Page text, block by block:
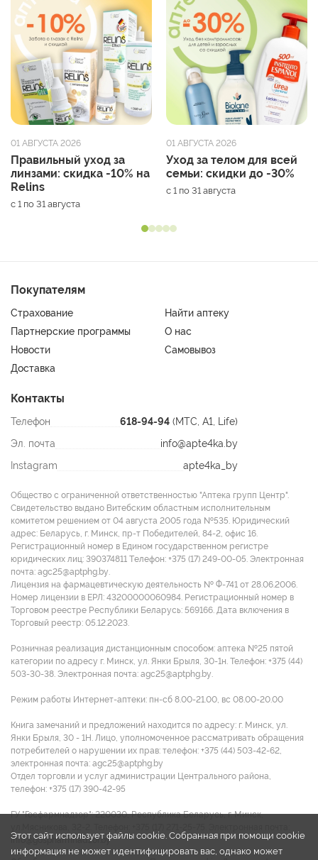
01 АВГУСТА 2026
Правильный уход за
линзами: скидка -10% на
Relins
с 1 по 31 августа
01 АВГУСТА 2026
Уход за телом для всей
семьи: скидки до -30%
с 1 по 31 августа
Покупателям
Страхование
Найти аптеку
Партнерские программы
О нас
Новости
Самовывоз
Доставка
Контакты
Телефон 618-94-94 (МТС, A1, Life)
Эл. почта
info@apte4ka.by
Instagram
apte4ka_by
Общество с ограниченной ответственностью "Аптека групп Центр".
Свидетельство выдано Витебским областным исполнительным
комитетом решением от 04 августа 2005 года №535. Юридический
адрес: Беларусь, г. Минск, пр-т Победителей, 84-2, офис 16.
Регистрационный номер в Едином государственном регистре
юридических лиц: 390374811 Tелефон: +375 (17) 249-00-05. Электронная
почта: agc25@aptphg.by.
Лицензия на фармацевтическую деятельность № Ф-741 от 28.06.2006.
Номер лицензии в ЕРЛ: 43200000060984. Регистрационный номер в
Торговом реестре Республики Беларусь: 569166. Дата включения в
Торговый реестр: 05.12.2023.
Розничная реализация дистанционным способом: аптека №25 пятой
категории по адресу г. Минск, ул. Янки Брыля, 30-1н. Телефон: +375 (44)
503-30-38. Электронная почта: agc25@aptphg.by.
Режим работы Интернет-аптеки: пн-сб 8.00-21.00, вс 08.00-20.00
Книга замечаний и предложений находится по адресу: г. Минск, ул.
Янки Брыля, 30 - 1Н. Лицо, уполномоченное рассматривать обращения
потребителей о нарушении их прав: телефон: +375 (44) 503-42-62,
электронная почта: agc25@aptphg.by
Отдел торговли и услуг администрации Центрального района,
телефон: +375 (17) 390-42-95
ГУ "Госфармнадзор": 220030, Республика Беларусь, г. Минск,
info@gospharmnadzor.by
Этот сайт использует файлы cookie. Собранная при помощи cookie
информация не может идентифицировать вас, однако может